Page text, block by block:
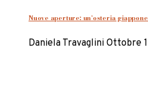
Nuove aperture: un’osteria
Daniela Travaglini Ottobre